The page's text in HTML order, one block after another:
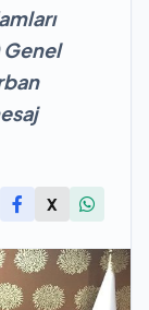
Genel
X